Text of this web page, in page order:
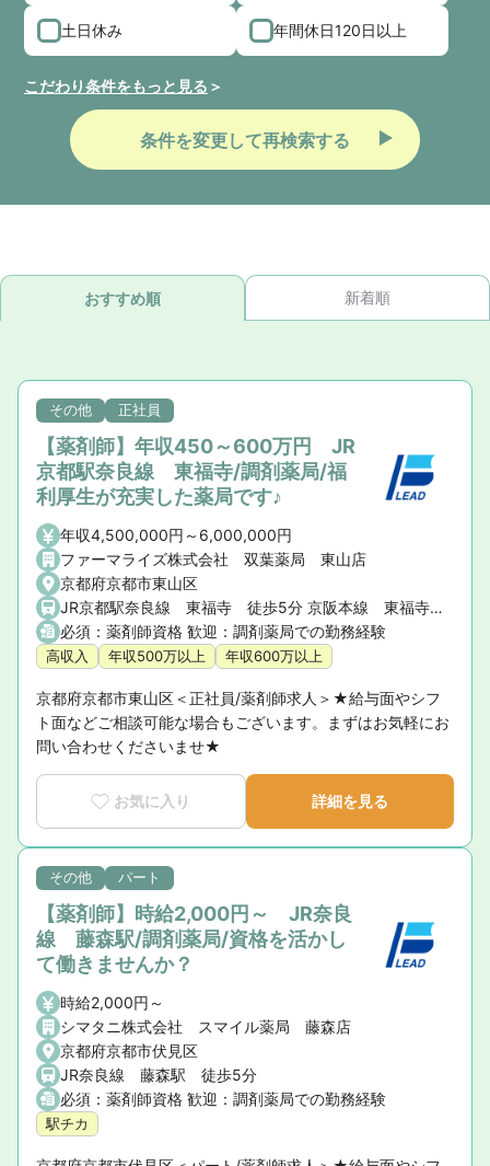
土日休み 年間休日120日以上
こだわり条件をもっと見る
条件を変更して再検索する
おすすめ順 新着順
その他 正社員
【薬剤師】年収450～600万円 JR
京都駅奈良線 東福寺/調剤薬局/福
利厚生が充実した薬局です♪
年収4,500,000円～6,000,000円
ファーマライズ株式会社 双葉薬局 東山店
京都府京都市東山区
JR京都駅奈良線 東福寺 徒歩5分 京阪本線 東福寺 徒歩5分
必須：薬剤師資格 歓迎：調剤薬局での勤務経験
高収入 年収500万以上 年収600万以上
京都府京都市東山区＜正社員/薬剤師求人＞★給与面やシフ
ト面などご相談可能な場合もございます。まずはお気軽にお
問い合わせくださいませ★
お気に入り 詳細を見る
その他 パート
【薬剤師】時給2,000円～ JR奈良
線 藤森駅/調剤薬局/資格を活かし
て働きませんか？
時給2,000円～
シマタニ株式会社 スマイル薬局 藤森店
京都府京都市伏見区
JR奈良線 藤森駅 徒歩5分
必須：薬剤師資格 歓迎：調剤薬局での勤務経験
駅チカ